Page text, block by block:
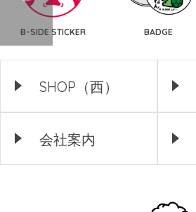
B-SIDE STICKER BADGE
SHOP（西）
会社案内